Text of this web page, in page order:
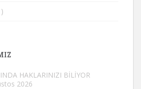
HAKLARINIZI BİLİYOR
2026